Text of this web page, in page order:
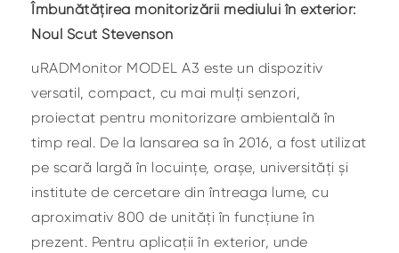
Îmbunătățirea monitorizării mediului în exterior:
Noul Scut Stevenson
uRADMonitor MODEL A3 este un dispozitiv
versatil, compact, cu mai mulți senzori,
proiectat pentru monitorizare ambientală în
timp real. De la lansarea sa în 2016, a fost utilizat
pe scară largă în locuințe, orașe, universități și
institute de cercetare din întreaga lume, cu
aproximativ 800 de unități în funcțiune în
prezent. Pentru aplicații în exterior, unde